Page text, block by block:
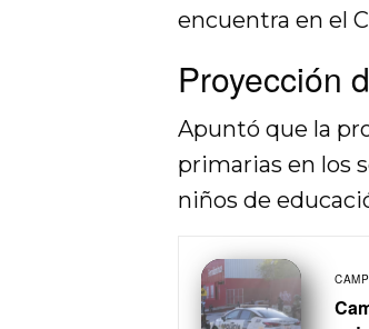
encuentra en el
Proyección
Apuntó que la
primarias en los
niños de